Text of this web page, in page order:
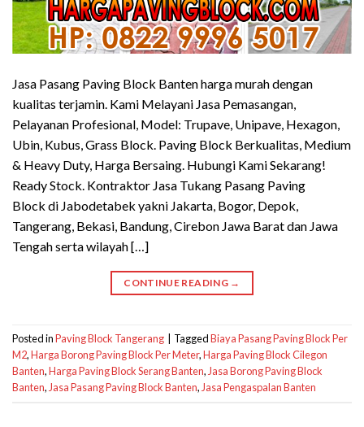
Jasa Pasang Paving Block Banten harga murah dengan
kualitas terjamin. Kami Melayani Jasa Pemasangan,
Pelayanan Profesional, Model: Trupave, Unipave, Hexagon,
Ubin, Kubus, Grass Block. Paving Block Berkualitas, Medium
& Heavy Duty, Harga Bersaing. Hubungi Kami Sekarang!
Ready Stock. Kontraktor Jasa Tukang Pasang Paving
Block di Jabodetabek yakni Jakarta, Bogor, Depok,
Tangerang, Bekasi, Bandung, Cirebon Jawa Barat dan Jawa
Tengah serta wilayah […]
CONTINUE READING →
Posted inPaving Block Tangerang TaggedBiaya Pasang Paving Block Per
M2,Harga Borong Paving Block Per Meter,Harga Paving Block Cilegon
Banten,Harga Paving Block Serang Banten,Jasa Borong Paving Block
Banten,Jasa Pasang Paving Block Banten,Jasa Pengaspalan Banten